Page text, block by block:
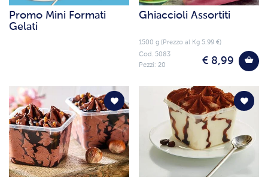
Promo Mini Formati
Gelati
Ghiaccioli Assortiti
1500 g (Prezzo al Kg 5.99 €)
€ 8,99
Cod. 5083
Pezzi: 20